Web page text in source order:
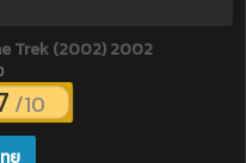
Trek (2002) 2002
/10
ย